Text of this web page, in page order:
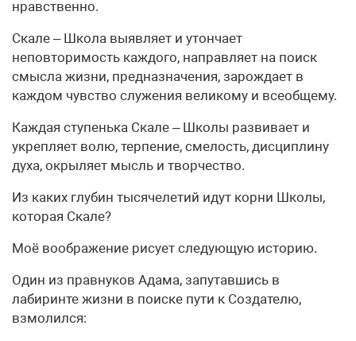
нравственно.
Скале – Школа выявляет и утончает
неповторимость каждого, направляет на поиск
смысла жизни, предназначения, зарождает в
каждом чувство служения великому и всеобщему.
Каждая ступенька Скале – Школы развивает и
укрепляет волю, терпение, смелость, дисциплину
духа, окрыляет мысль и творчество.
Из каких глубин тысячелетий идут корни Школы,
которая Скале?
Моё воображение рисует следующую историю.
Один из правнуков Адама, запутавшись в
лабиринте жизни в поиске пути к Создателю,
взмолился: